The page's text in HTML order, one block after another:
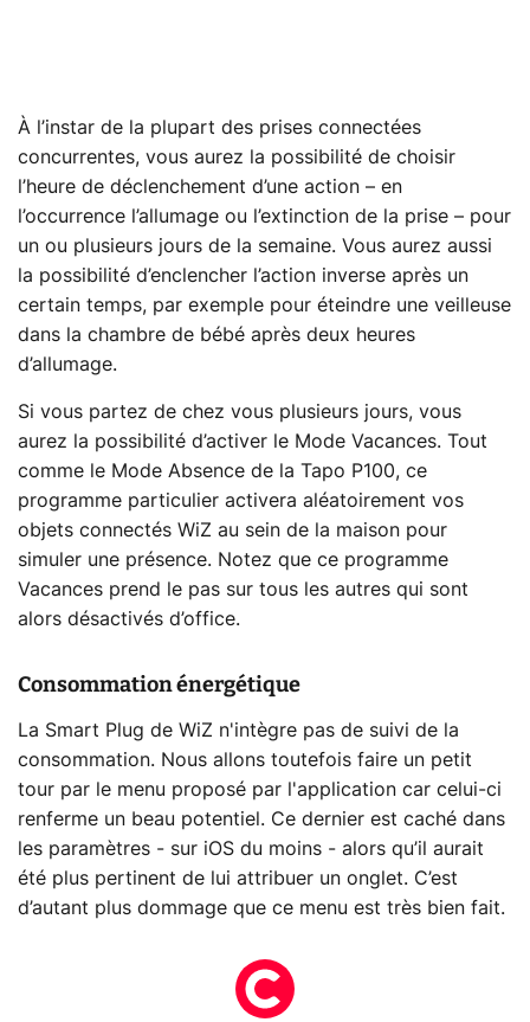
À l’instar de la plupart des prises connectées
concurrentes, vous aurez la possibilité de choisir
l’heure de déclenchement d’une action – en
l’occurrence l’allumage ou l’extinction de la prise – pour
un ou plusieurs jours de la semaine. Vous aurez aussi
la possibilité d’enclencher l’action inverse après un
certain temps, par exemple pour éteindre une veilleuse
dans la chambre de bébé après deux heures
d’allumage.
Si vous partez de chez vous plusieurs jours, vous
aurez la possibilité d’activer le Mode Vacances. Tout
comme le Mode Absence de la Tapo P100, ce
programme particulier activera aléatoirement vos
objets connectés WiZ au sein de la maison pour
simuler une présence. Notez que ce programme
Vacances prend le pas sur tous les autres qui sont
alors désactivés d’office.
Consommation énergétique
La Smart Plug de WiZ n'intègre pas de suivi de la
consommation. Nous allons toutefois faire un petit
tour par le menu proposé par l'application car celui-ci
renferme un beau potentiel. Ce dernier est caché dans
les paramètres - sur iOS du moins - alors qu’il aurait
été plus pertinent de lui attribuer un onglet. C’est
d’autant plus dommage que ce menu est très bien fait.